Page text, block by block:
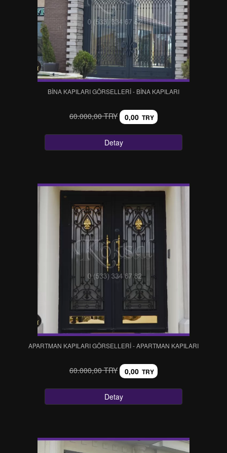
BİNA KAPILARI GÖRSELLERİ - BİNA KAPILARI
60.000,00 TRY 0,00 TRY
Detay
APARTMAN KAPILARI GÖRSELLERİ - APARTMAN KAPILARI
60.000,00 TRY 0,00 TRY
Detay